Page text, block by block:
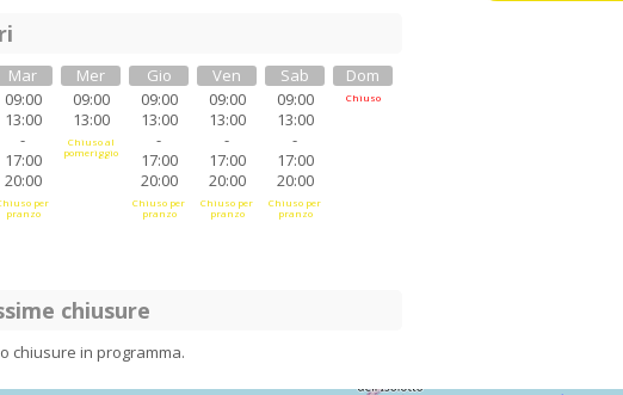
Mar
09:00
13:00
-
17:00
20:00
per
pranzo
Mer
09:00
13:00
Chiuso al
pomeriggio
Gio
09:00
13:00
-
17:00
20:00
Chiuso per
pranzo
Ven
09:00
13:00
-
17:00
20:00
Chiuso per
pranzo
Sab
09:00
13:00
-
17:00
20:00
Chiuso per
pranzo
Dom
Chiuso
chiusure
chiusure in programma.